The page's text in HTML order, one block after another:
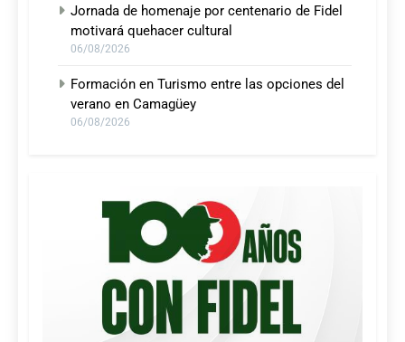
Jornada de homenaje por centenario de Fidel
motivará quehacer cultural
06/08/2026
Formación en Turismo entre las opciones del
verano en Camagüey
06/08/2026